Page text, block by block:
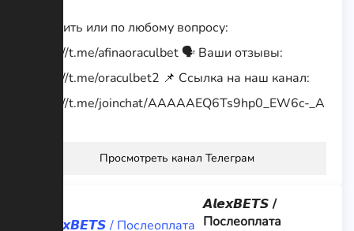
✅ Купить или по любому вопросу:
https://t.me/afinaoraculbet 🗣 Ваши отзывы:
https://t.me/oraculbet2 📌 Ссылка на наш канал:
https://t.me/joinchat/AAAAAEQ6Ts9hp0_EW6c-_A
Просмотреть канал Телеграм
𝘼𝙡𝙚𝙭𝘽𝙀𝙏𝙎 /
Послеоплата